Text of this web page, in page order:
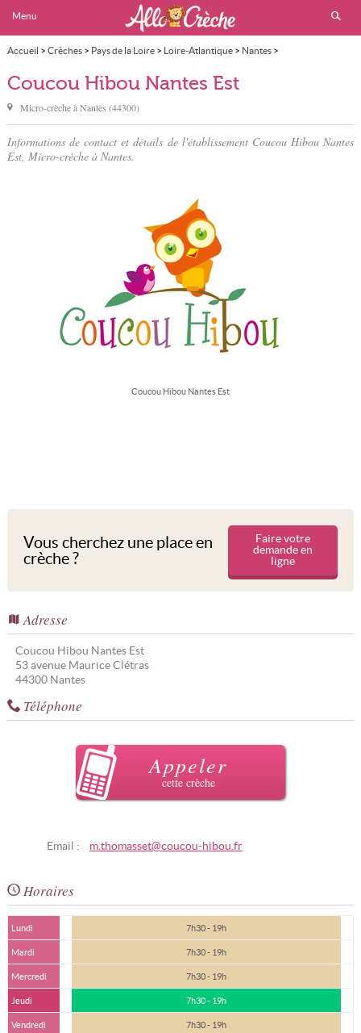
Menu
Accueil > Crèches> Pays de la Loire> Loire-Atlantique> Nantes>
Coucou Hibou Nantes Est
Coucou Hibou Nantes Est
Micro-crèche àNantes (44300)
Informations de contact et détails de l'établissement Coucou Hibou Nantes
Est, Micro-crèche à Nantes.
Coucou Hibou Nantes Est
Vous cherchez une place en
crèche ?
Faire votre
demande en
ligne
Adresse
Coucou Hibou Nantes Est
53 avenue Maurice Clétras
44300 Nantes
Téléphone
Appeler
cette crèche
Email : m.thomasset@coucou-hibou.fr
Horaires
Lundi 7h30 - 19h
Mardi 7h30 - 19h
Mercredi 7h30 - 19h
Jeudi 7h30 - 19h
Vendredi 7h30 - 19h